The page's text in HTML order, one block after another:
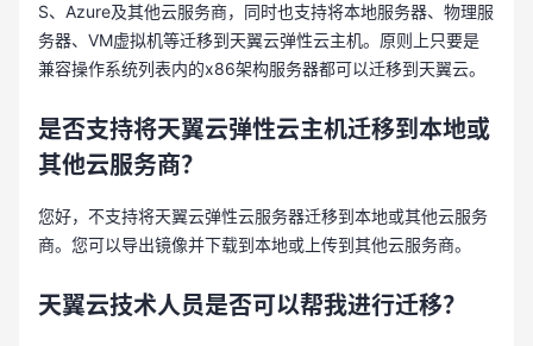
S、Azure及其他云服务商，同时也支持将本地服务器、物理服
务器、VM虚拟机等迁移到天翼云弹性云主机。原则上只要是
兼容操作系统列表内的x86架构服务器都可以迁移到天翼云。
是否支持将天翼云弹性云主机迁移到本地或
其他云服务商？
您好，不支持将天翼云弹性云服务器迁移到本地或其他云服务
商。您可以导出镜像并下载到本地或上传到其他云服务商。
天翼云技术人员是否可以帮我进行迁移？